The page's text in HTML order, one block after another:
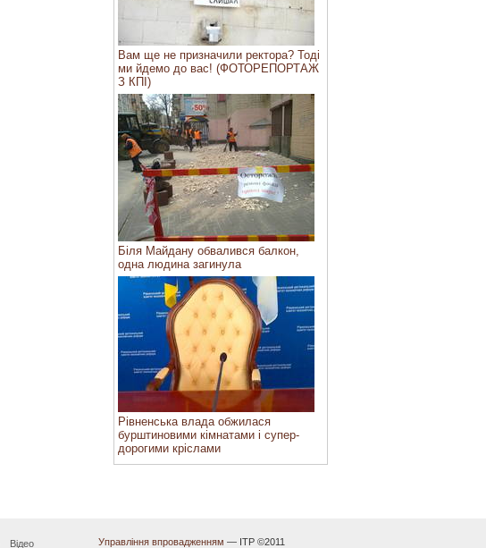
Вам ще не призначили ректора? Тоді
ми йдемо до вас! (ФОТОРЕПОРТАЖ
З КПІ)
Біля Майдану обвалився балкон,
одна людина загинула
Рівненська влада обжилася
бурштиновими кімнатами і супер-
дорогими кріслами
Відео Управління впровадженням — ІТР ©2011